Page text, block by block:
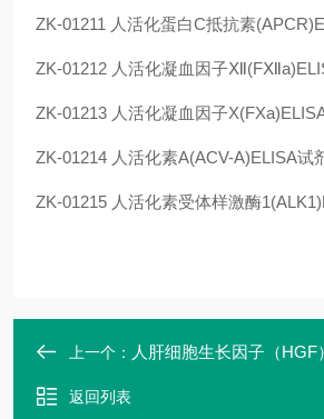
ZK-01211 人活化蛋白C抵抗素
ZK-01212 人活化凝血因子
ZK-01213 人活化凝血因子
ZK-01214 人活化素A(ACV-A)ELISA试
ZK-01215 人活化素受体样激酶
上一个： 人肝细胞生长因子（HGF
返回列表